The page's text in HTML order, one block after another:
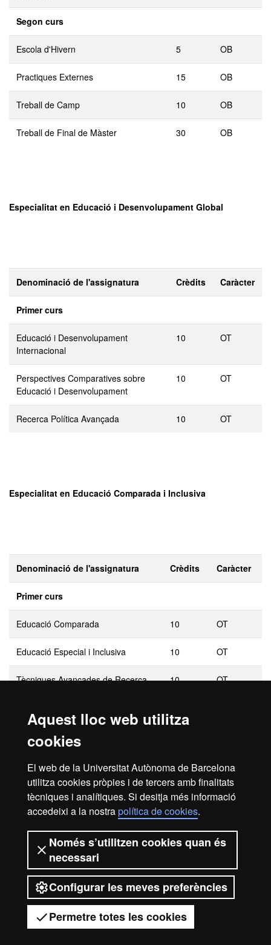
Aquest lloc web utilitza
cookies
El web de la Universitat Autònoma de Barcelona
utilitza cookies pròpies i de tercers amb finalitats
tècniques i analítiques. Si desitja més informació
accedeixi a la nostrapolítica de cookies.
Només s’utilitzen cookies quan és
necessari
Configurar les meves preferències
Permetre totes les cookies
Tens dubtes?
Segon curs
Escola d'Hivern 5 OB
Practiques Externes 15 OB
Treball de Camp 10 OB
Treball de Final de Màster 30 OB
Especialitat en Educació i Desenvolupament Global
Denominació de l'assignatura Crèdits Caràcter
Primer curs
Educació i Desenvolupament
Internacional
10 OT
Perspectives Comparatives sobre
Educació i Desenvolupament
10 OT
Recerca Política Avançada 10 OT
Especialitat en Educació Comparada i Inclusiva
Denominació de l'assignatura Crèdits Caràcter
Primer curs
Educació Comparada 10 OT
Educació Especial i Inclusiva 10 OT
Tècniques Avançades de Recerca 10 OT
OT: Optatius
Avís legal Protecció de dades
Sobre el web
Accessibilitat web
2026 Universitat Autònoma de
Barcelona